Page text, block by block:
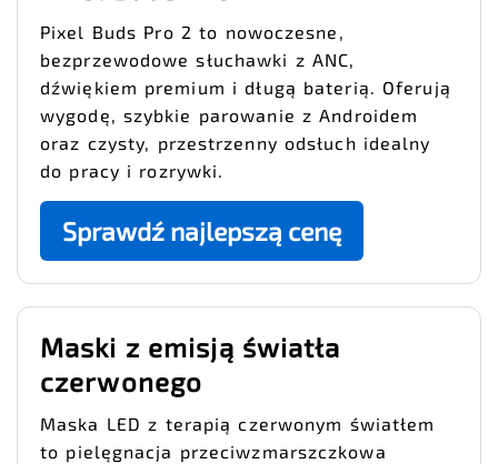
Pixel Buds Pro 2 to nowoczesne,
bezprzewodowe słuchawki z ANC,
dźwiękiem premium i długą baterią. Oferują
wygodę, szybkie parowanie z Androidem
oraz czysty, przestrzenny odsłuch idealny
do pracy i rozrywki.
Sprawdź najlepszą cenę
Maski z emisją światła
czerwonego
Maska LED z terapią czerwonym światłem
to pielęgnacja przeciwzmarszczkowa